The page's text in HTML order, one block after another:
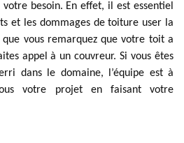
besoin. En effet, il est essentiel
et les dommages de toiture user la
vous remarquez que votre toit a
appel à un couvreur. Si vous êtes
dans le domaine, l’équipe est à
votre projet en faisant votre